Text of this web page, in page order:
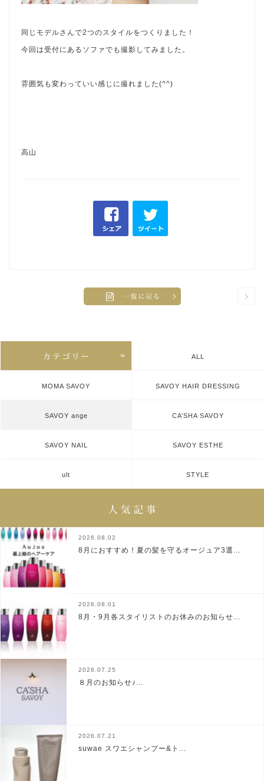
同じモデルさんで2つのスタイルをつくりました！
今回は受付にあるソファでも撮影してみました。
雰囲気も変わっていい感じに撮れました(^^)
高山
ALL
MOMA SAVOY SAVOY HAIR DRESSING
SAVOY ange CA’SHA SAVOY
SAVOY NAIL SAVOY ESTHE
ult STYLE
2026.08.02
8月におすすめ！夏の髪を守るオージュア3選...
2026.08.01
8月・9月各スタイリストのお休みのお知らせ...
2026.07.25
８月のお知らせ♪...
2026.07.21
suwae スワエシャンプー&ト...